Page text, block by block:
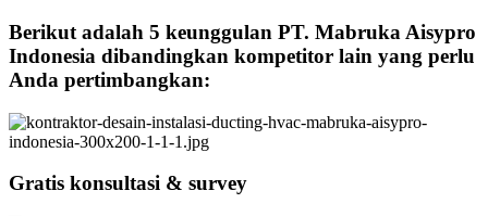
Berikut adalah 5 keunggulan PT. Mabruka Aisypro
Indonesia dibandingkan kompetitor lain yang perlu
Anda pertimbangkan:
Gratis konsultasi & survey